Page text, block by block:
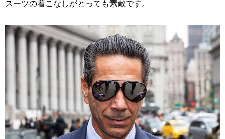
スーツの着こなしがとっても素敵です。